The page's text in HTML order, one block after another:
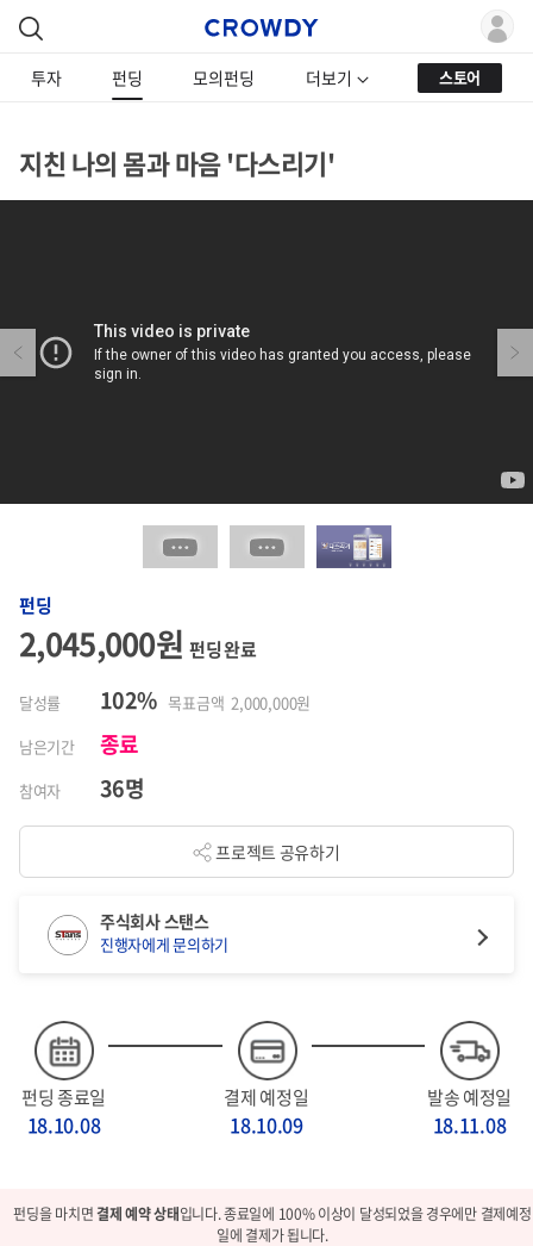
투자 펀딩 모의펀딩 더보기 스토어
지친 나의 몸과 마음 '다스리기'
Previous Next
펀딩
2,045,000원펀딩 완료
달성률 102% 목표금액 2,000,000원
남은기간
종료
참여자 36명
프로젝트 공유하기
펀딩 종료일
18.10.08
결제 예정일
18.10.09
발송 예정일
18.11.08
주식회사 스탠스
진행자에게 문의하기
펀딩을 마치면결제 예약 상태입니다. 종료일에 100% 이상이 달성되었을 경우에만 결제예정
일에 결제가 됩니다.